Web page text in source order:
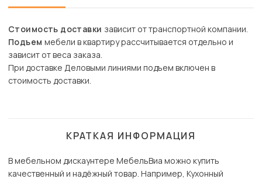
Стоимость доставки зависит от транспортной компании.
Подъем мебели в квартиру рассчитывается отдельно и
зависит от веса заказа.
При доставке Деловыми линиями подъем включен в
стоимость доставки.
КРАТКАЯ ИНФОРМАЦИЯ
В мебельном дискаунтере МебельВиа можно купить
качественный и надёжный товар. Например, Кухонный